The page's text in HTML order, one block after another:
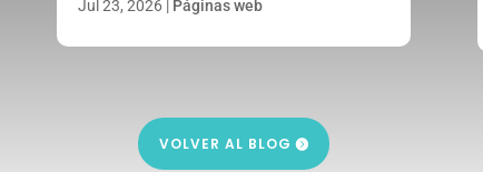
Jul 23, 2026| Páginas web
VOLVER AL BLOG